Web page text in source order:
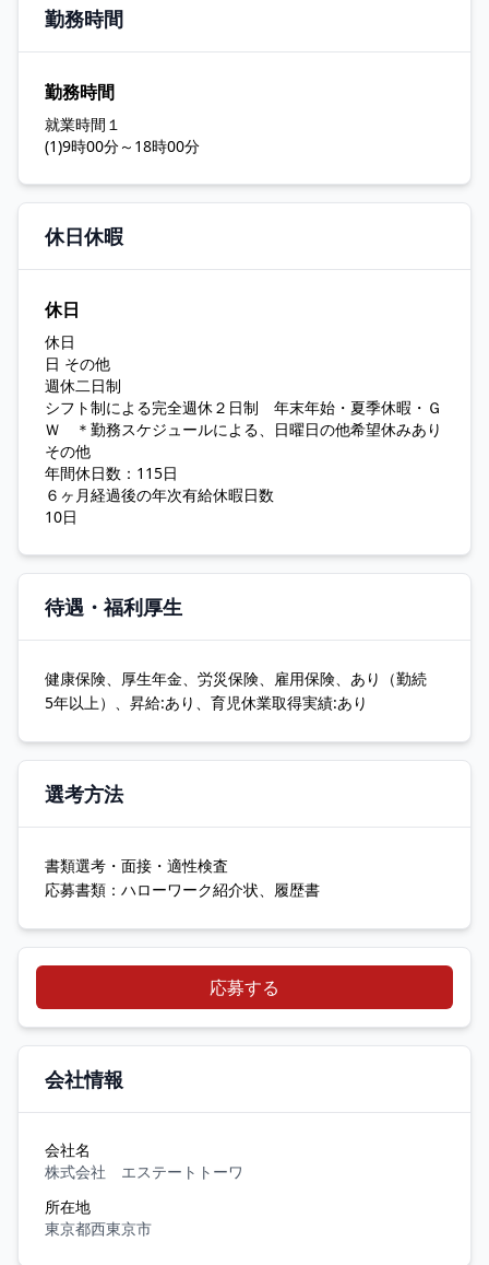
勤務時間
勤務時間
就業時間１
(1)9時00分～18時00分
休日休暇
休日
休日
日 その他
週休二日制
シフト制による完全週休２日制 年末年始・夏季休暇・Ｇ
Ｗ ＊勤務スケジュールによる、日曜日の他希望休みあり
その他
年間休日数：115日
６ヶ月経過後の年次有給休暇日数
10日
待遇・福利厚生
健康保険、厚生年金、労災保険、雇用保険、あり（勤続
5年以上）、昇給:あり、育児休業取得実績:あり
選考方法
書類選考・面接・適性検査
応募書類：ハローワーク紹介状、履歴書
応募する
会社情報
会社名
株式会社 エステートトーワ
所在地
東京都西東京市